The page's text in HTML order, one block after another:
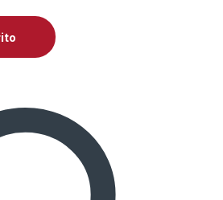
MID TOWER VENTILADORES 3 DE